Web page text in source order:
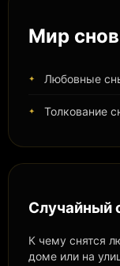
Мир
Любовные
Толкование
Случайный
К чему снятся
доме или на